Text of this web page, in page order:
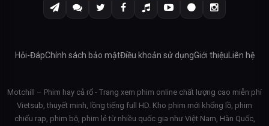
Hỏi-ĐápChính sách bảo mậtĐiều khoản sử dụngGiới thiệu Liên hệ
Motchill – Phim hay cả rổ - Trang xem phim online chất lượng cao miễn phí
Vietsub, thuyết minh, lồng tiếng full HD. Kho phim mới khổng lồ, phim
chiếu rạp, phim bộ, phim lẻ từ nhiều quốc gia như Việt Nam, Hàn Quốc,